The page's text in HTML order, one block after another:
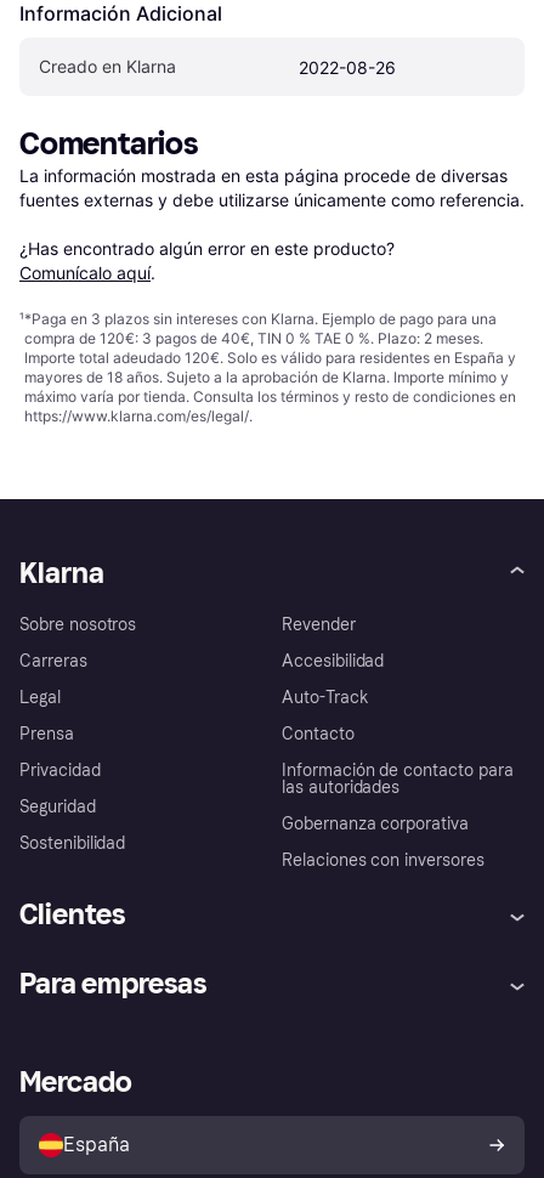
Información Adicional
Creado en Klarna 2022-08-26
Comentarios
La información mostrada en esta página procede de diversas
fuentes externas y debe utilizarse únicamente como referencia.
¿Has encontrado algún error en este producto?
Comunícalo aquí.
¹*Paga en 3 plazos sin intereses con Klarna. Ejemplo de pago para una
compra de 120€: 3 pagos de 40€, TIN 0 % TAE 0 %. Plazo: 2 meses.
Importe total adeudado 120€. Solo es válido para residentes en España y
mayores de 18 años. Sujeto a la aprobación de Klarna. Importe mínimo y
máximo varía por tienda. Consulta los términos y resto de condiciones en
https://www.klarna.com/es/legal/.
Klarna
Sobre nosotros
Carreras
Legal
Prensa
Privacidad
Seguridad
Sostenibilidad
Revender
Accesibilidad
Auto-Track
Contacto
Información de contacto para
las autoridades
Gobernanza corporativa
Relaciones con inversores
Clientes
Inicio de sesión
Directorio de tiendas
Política de protección al
comprador de Klarna
Reclamaciones
Para empresas
Acceso empresas
Mercado
España